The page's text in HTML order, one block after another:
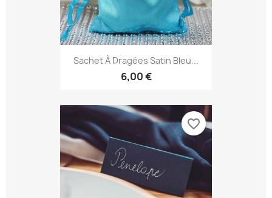
Sachet À Dragées Satin Bleu...
6,00 €
favorite_border